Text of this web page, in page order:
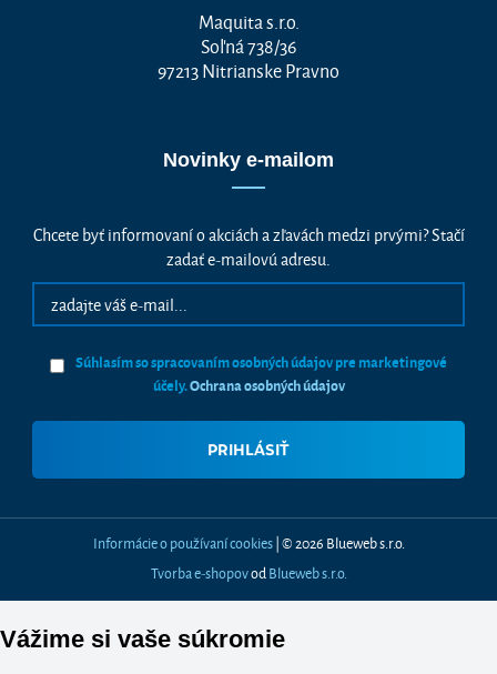
Maquita s.r.o.
Soľná 738/36
97213 Nitrianske Pravno
Novinky e-mailom
Chcete byť informovaní o akciách a zľavách medzi prvými? Stačí
zadať e-mailovú adresu.
Súhlasím so spracovaním osobných údajov pre marketingové
účely.Ochrana osobných údajov
Informácie o používaní cookies| © 2026 Blueweb s.r.o.
Tvorba e-shopovod Blueweb s.r.o.
Vážime si vaše súkromie